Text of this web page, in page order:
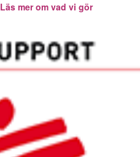
Läs mer om vad vi gör